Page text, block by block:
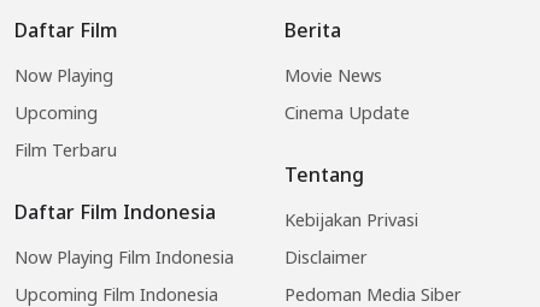
Daftar Film
Now Playing
Upcoming
Film Terbaru
Daftar Film Indonesia
Now Playing Film Indonesia
Upcoming Film Indonesia
Berita
Movie News
Cinema Update
Tentang
Kebijakan Privasi
Disclaimer
Pedoman Media Siber